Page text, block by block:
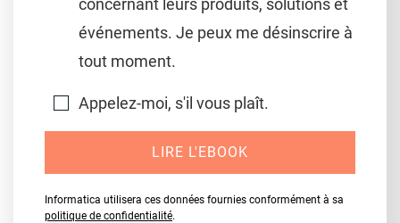
concernant leurs produits, solutions et
événements. Je peux me désinscrire à
tout moment.
Appelez-moi, s'il vous plaît.
LIRE L'EBOOK
Informatica utilisera ces données fournies conformément à sa
politique de confidentialité.